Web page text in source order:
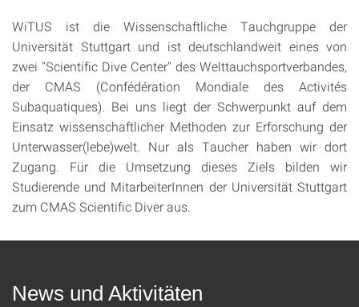
WiTUS ist die Wissenschaftliche Tauchgruppe der
Universität Stuttgart und ist deutschlandweit eines von
zwei "Scientific Dive Center" des Welttauchsportverbandes,
der CMAS (Confédération Mondiale des Activités
Subaquatiques). Bei uns liegt der Schwerpunkt auf dem
Einsatz wissenschaftlicher Methoden zur Erforschung der
Unterwasser(lebe)welt. Nur als Taucher haben wir dort
Zugang. Für die Umsetzung dieses Ziels bilden wir
Studierende und MitarbeiterInnen der Universität Stuttgart
zum CMAS Scientific Diver aus.
News und Aktivitäten